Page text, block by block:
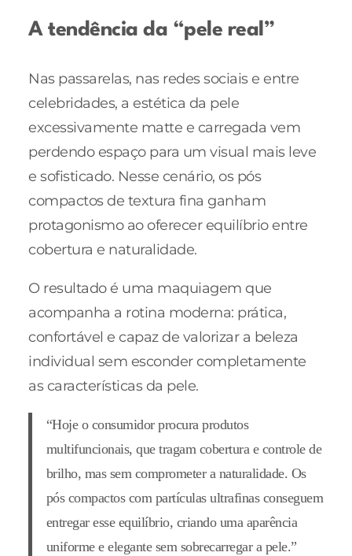
A tendência da “pele real”
Nas passarelas, nas redes sociais e entre
celebridades, a estética da pele
excessivamente matte e carregada vem
perdendo espaço para um visual mais leve
e sofisticado. Nesse cenário, os pós
compactos de textura fina ganham
protagonismo ao oferecer equilíbrio entre
cobertura e naturalidade.
O resultado é uma maquiagem que
acompanha a rotina moderna: prática,
confortável e capaz de valorizar a beleza
individual sem esconder completamente
as características da pele.
“Hoje o consumidor procura produtos
multifuncionais, que tragam cobertura e controle de
brilho, mas sem comprometer a naturalidade. Os
pós compactos com partículas ultrafinas conseguem
entregar esse equilíbrio, criando uma aparência
uniforme e elegante sem sobrecarregar a pele.”